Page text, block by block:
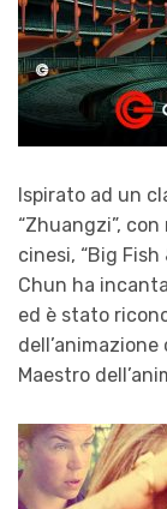
Ispirato ad un
“Zhuangzi”,
cinesi, “Big Fish
Chun ha
ed è stato
Maestro